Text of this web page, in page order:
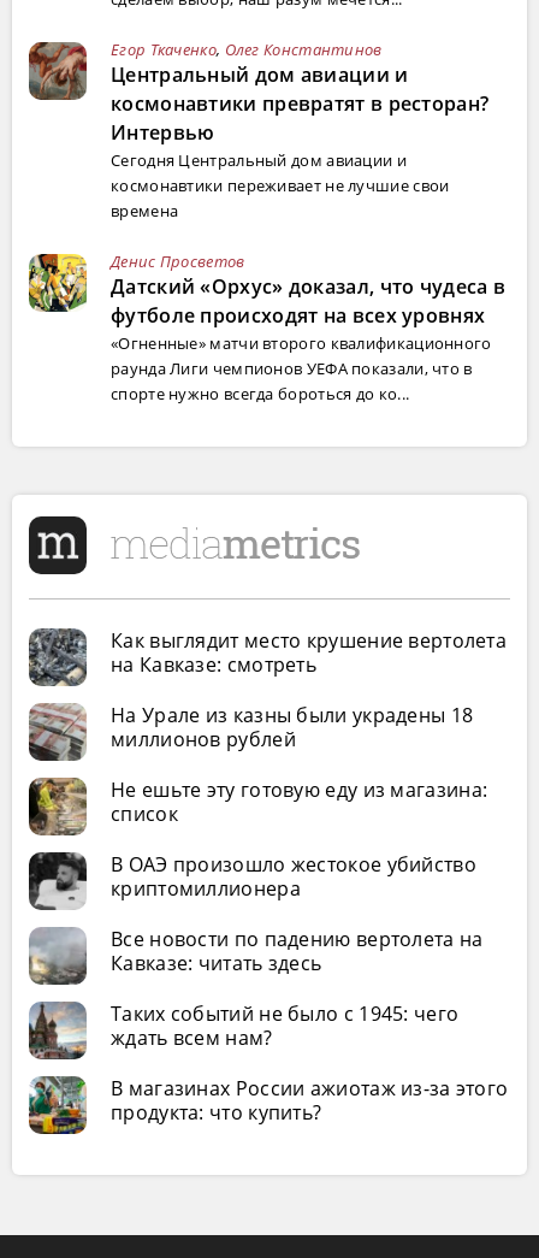
Егор Ткаченко, Олег Константинов
Центральный дом авиации и
космонавтики превратят в ресторан?
Интервью
Сегодня Центральный дом авиации и
космонавтики переживает не лучшие свои
времена
Денис Просветов
Датский «Орхус» доказал, что чудеса в
футболе происходят на всех уровнях
«Огненные» матчи второго квалификационного
раунда Лиги чемпионов УЕФА показали, что в
спорте нужно всегда бороться до ко...
Как выглядит место крушение вертолета
на Кавказе: смотреть
На Урале из казны были украдены 18
миллионов рублей
Не ешьте эту готовую еду из магазина:
список
В ОАЭ произошло жестокое убийство
криптомиллионера
Все новости по падению вертолета на
Кавказе: читать здесь
Таких событий не было с 1945: чего
ждать всем нам?
В магазинах России ажиотаж из-за этого
продукта: что купить?